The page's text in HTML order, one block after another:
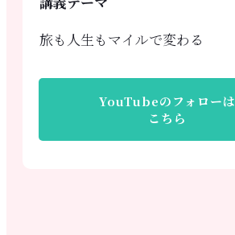
旅も人生もマイルで変わる
YouTubeのフォローは
こちら